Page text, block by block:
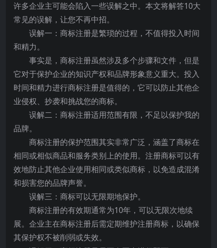
许多企业主可能会陷入一些误解之中。本文将解答10大
常见的误解，让您不再中招。
误解一：商标注册是繁琐的过程，不值得投入时间
和精力。
事实是，商标注册虽然涉及多个步骤和文件，但是
它对于保护企业的知识产权和品牌形象意义重大。投入
时间和精力进行商标注册是值得的，它可以防止其他企
业侵权、抄袭和挑战您的商标。
误解二：商标注册适用范围有限，不足以保护我的
品牌。
商标注册的保护范围其实非常广泛，涵盖了商标在
相同或相似商品和服务类别上的使用。注册商标可以有
效地防止其他企业使用相同或类似商标，以免造成混淆
和损害您的品牌声誉。
误解三：商标可以无限期地保护。
商标注册的有效期通常为10年，可以无限次地续
展。企业主在商标注册后需定期维护注册商标，以确保
其保护权不被削弱或失效。